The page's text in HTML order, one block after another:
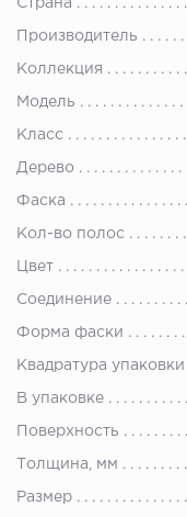
Страна
Производитель
Коллекция
Модель
Класс
Дерево
Фаска
Кол-во полос
Цвет
Соединение
Форма фаски
Квадратура упаковки
В упаковке
Поверхность
Толщина, мм
Размер